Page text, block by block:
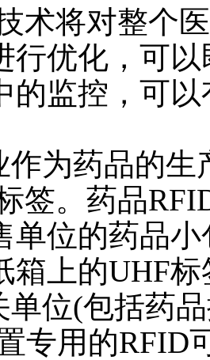
术将对整个
行优化，可
的监控，可
作为药品的
签。药品
单位的药品
箱上的UHF标
单位(包括药
专用的RFID